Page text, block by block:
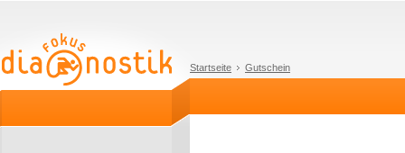
Startseite Gutschein